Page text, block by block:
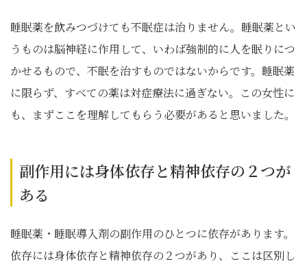
睡眠薬を飲みつづけても不眠症は治りません。睡眠薬とい
うものは脳神経に作用して、いわば強制的に人を眠りにつ
かせるもので、不眠を治すものではないからです。睡眠薬
に限らず、すべての薬は対症療法に過ぎない。この女性に
も、まずここを理解してもらう必要があると思いました。
副作用には身体依存と精神依存の２つが
ある
睡眠薬・睡眠導入剤の副作用のひとつに依存があります。
依存には身体依存と精神依存の２つがあり、ここは区別し